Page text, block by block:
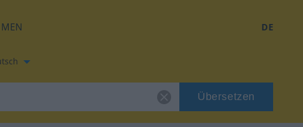
DE
Übersetzen